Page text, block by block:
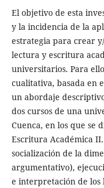
El objetivo de esta
y la incidencia de la
estrategia para crear
lectura y escritura
universitarios. Para
cualitativa, basada en
un abordaje
dos cursos de una
Cuenca, en los que se
Escritura Académica
socialización de la
argumentativo),
e interpretación de los